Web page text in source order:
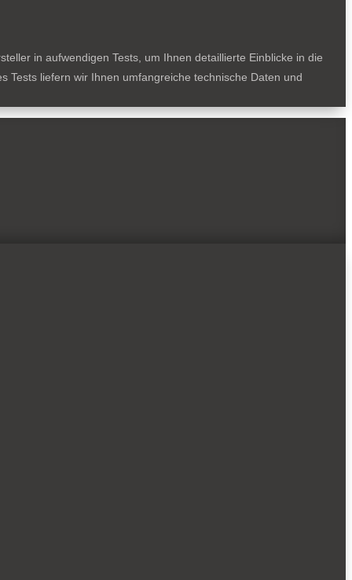
in aufwendigen Tests, um Ihnen detaillierte Einblicke in die
Tests liefern wir Ihnen umfangreiche technische Daten und